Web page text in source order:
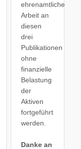
ehrenamtliche
Arbeit an
diesen
drei
Publikationen
ohne
finanzielle
Belastung
der
Aktiven
fortgeführt
werden.
Danke an